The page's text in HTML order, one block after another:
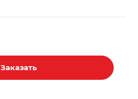
Заказать